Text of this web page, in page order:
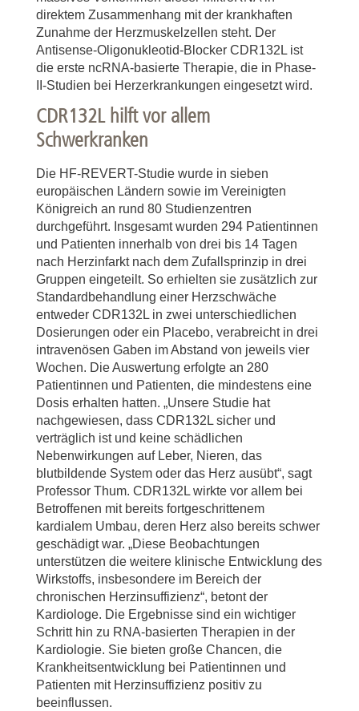
direktem Zusammenhang mit der krankhaften
Zunahme der Herzmuskelzellen steht. Der
Antisense-Oligonukleotid-Blocker CDR132L ist
die erste ncRNA-basierte Therapie, die in Phase-
II-Studien bei Herzerkrankungen eingesetzt wird.
CDR132L hilft vor allem
Schwerkranken
Die HF-REVERT-Studie wurde in sieben
europäischen Ländern sowie im Vereinigten
Königreich an rund 80 Studienzentren
durchgeführt. Insgesamt wurden 294 Patientinnen
und Patienten innerhalb von drei bis 14 Tagen
nach Herzinfarkt nach dem Zufallsprinzip in drei
Gruppen eingeteilt. So erhielten sie zusätzlich zur
Standardbehandlung einer Herzschwäche
entweder CDR132L in zwei unterschiedlichen
Dosierungen oder ein Placebo, verabreicht in drei
intravenösen Gaben im Abstand von jeweils vier
Wochen. Die Auswertung erfolgte an 280
Patientinnen und Patienten, die mindestens eine
Dosis erhalten hatten. „Unsere Studie hat
nachgewiesen, dass CDR132L sicher und
verträglich ist und keine schädlichen
Nebenwirkungen auf Leber, Nieren, das
blutbildende System oder das Herz ausübt“, sagt
Professor Thum. CDR132L wirkte vor allem bei
Betroffenen mit bereits fortgeschrittenem
kardialem Umbau, deren Herz also bereits schwer
geschädigt war. „Diese Beobachtungen
unterstützen die weitere klinische Entwicklung des
Wirkstoffs, insbesondere im Bereich der
chronischen Herzinsuffizienz“, betont der
Kardiologe. Die Ergebnisse sind ein wichtiger
Schritt hin zu RNA-basierten Therapien in der
Kardiologie. Sie bieten große Chancen, die
Krankheitsentwicklung bei Patientinnen und
Patienten mit Herzinsuffizienz positiv zu
beeinflussen.